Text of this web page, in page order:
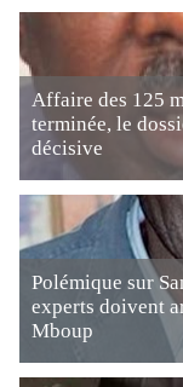
Affaire des 125
terminée, le
décisive
Polémique sur
experts doivent
Mboup